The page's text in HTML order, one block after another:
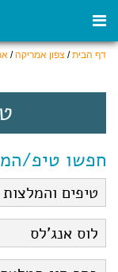
דף הבית/ צפון אמריקה/
חפשו טיפ/